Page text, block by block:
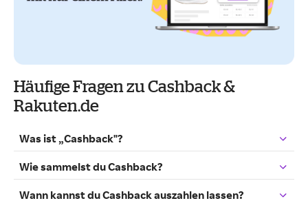
Häufige Fragen zu Cashback &
Rakuten.de
Was ist „Cashback"?
Wie sammelst du Cashback?
Wann kannst du Cashback auszahlen lassen?